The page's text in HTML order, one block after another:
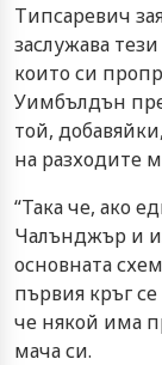
Типсаревич
заслужава
които си
Уимбълдън
той,
на разходите
“Така че, ако
Чалънджър и
основната
първия кръг
че някой има
мача си.